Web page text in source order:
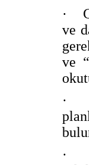
·
ve
ve
·
·